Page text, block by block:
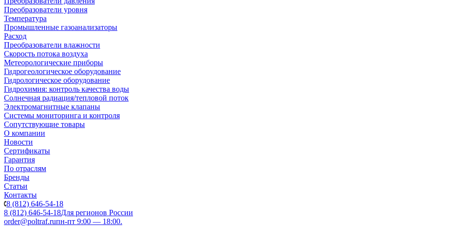
Преобразователи уровня
Температура
Промышленные газоанализаторы
Расход
Преобразователи влажности
Скорость потока воздуха
Метеорологические приборы
Гидрогеологическое оборудование
Гидрологическое оборудование
Гидрохимия: контроль качества воды
Солнечная радиация/тепловой поток
Электромагнитные клапаны
Системы мониторинга и контроля
Сопутствующие товары
О компании
Новости
Сертификаты
Гарантия
По отраслям
Бренды
Статьи
Контакты
8 (812) 646-54-18
8 (812) 646-54-18Для регионов России
order@poltraf.ruпн-пт 9:00 — 18:00.